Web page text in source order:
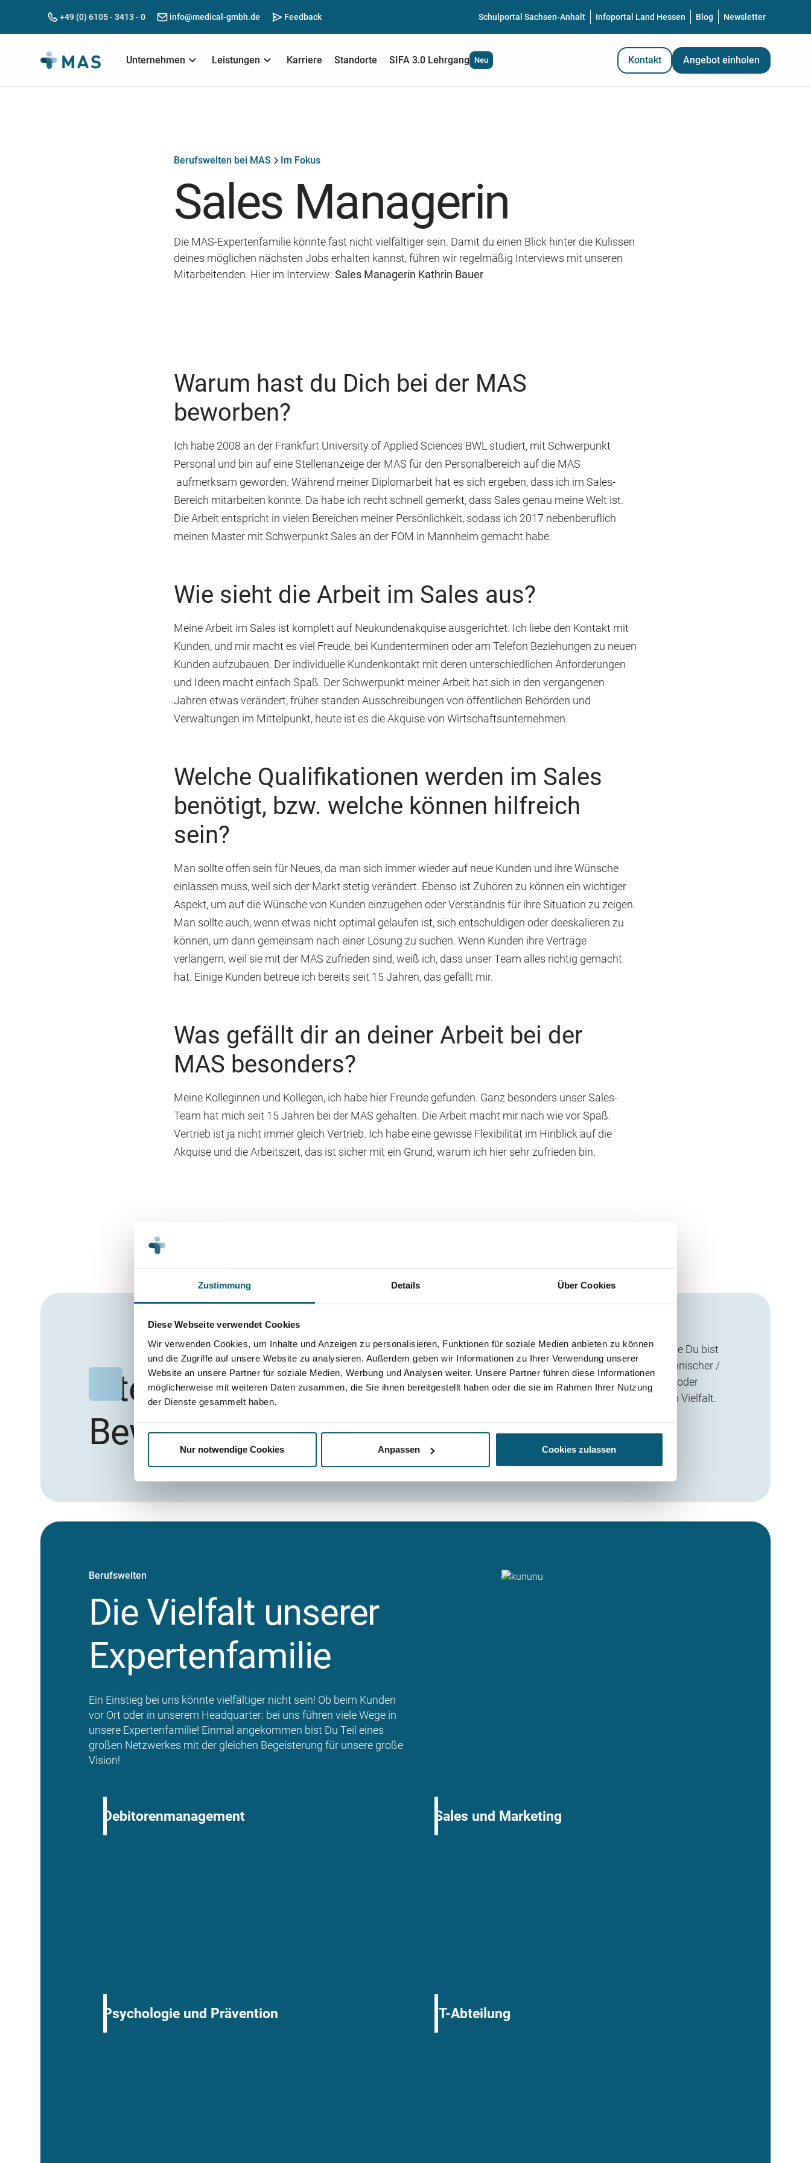
Zustimmung Details Über Cookies
Diese Webseite verwendet Cookies
Wir verwenden Cookies, um Inhalte und Anzeigen zu personalisieren, Funktionen für soziale Medien anbieten zu können
und die Zugriffe auf unsere Website zu analysieren. Außerdem geben wir Informationen zu Ihrer Verwendung unserer
Website an unsere Partner für soziale Medien, Werbung und Analysen weiter. Unsere Partner führen diese Informationen
möglicherweise mit weiteren Daten zusammen, die Sie ihnen bereitgestellt haben oder die sie im Rahmen Ihrer Nutzung
der Dienste gesammelt haben.
Nur notwendige Cookies Anpassen Cookies zulassen
+49 (0) 6105 - 3413 - 0 info@medical-gmbh.de Feedback Schulportal Sachsen-Anhalt Infoportal Land Hessen Blog Newsletter
Unternehmen Leistungen Karriere Standorte SIFA 3.0 Lehrgang Neu Kontakt Angebot einholen
Berufswelten bei MAS Im Fokus
Sales Managerin
Die MAS-Expertenfamilie könnte fast nicht vielfältiger sein. Damit du einen Blick hinter die Kulissen
deines möglichen nächsten Jobs erhalten kannst, führen wir regelmäßig Interviews mit unseren
Mitarbeitenden. Hier im Interview: Sales Managerin Kathrin Bauer
Warum hast du Dich bei der MAS
beworben?
Ich habe 2008 an der Frankfurt University of Applied Sciences BWL studiert, mit Schwerpunkt
Personal und bin auf eine Stellenanzeige der MAS für den Personalbereich auf die MAS
aufmerksam geworden. Während meiner Diplomarbeit hat es sich ergeben, dass ich im Sales-
Bereich mitarbeiten konnte. Da habe ich recht schnell gemerkt, dass Sales genau meine Welt ist.
Die Arbeit entspricht in vielen Bereichen meiner Persönlichkeit, sodass ich 2017 nebenberuflich
meinen Master mit Schwerpunkt Sales an der FOM in Mannheim gemacht habe.
Wie sieht die Arbeit im Sales aus?
Meine Arbeit im Sales ist komplett auf Neukundenakquise ausgerichtet. Ich liebe den Kontakt mit
Kunden, und mir macht es viel Freude, bei Kundenterminen oder am Telefon Beziehungen zu neuen
Kunden aufzubauen. Der individuelle Kundenkontakt mit deren unterschiedlichen Anforderungen
und Ideen macht einfach Spaß. Der Schwerpunkt meiner Arbeit hat sich in den vergangenen
Jahren etwas verändert, früher standen Ausschreibungen von öffentlichen Behörden und
Verwaltungen im Mittelpunkt, heute ist es die Akquise von Wirtschaftsunternehmen.
Welche Qualifikationen werden im Sales
benötigt, bzw. welche können hilfreich
sein?
Man sollte offen sein für Neues, da man sich immer wieder auf neue Kunden und ihre Wünsche
einlassen muss, weil sich der Markt stetig verändert. Ebenso ist Zuhören zu können ein wichtiger
Aspekt, um auf die Wünsche von Kunden einzugehen oder Verständnis für ihre Situation zu zeigen.
Man sollte auch, wenn etwas nicht optimal gelaufen ist, sich entschuldigen oder deeskalieren zu
können, um dann gemeinsam nach einer Lösung zu suchen. Wenn Kunden ihre Verträge
verlängern, weil sie mit der MAS zufrieden sind, weiß ich, dass unser Team alles richtig gemacht
hat. Einige Kunden betreue ich bereits seit 15 Jahren, das gefällt mir.
Was gefällt dir an deiner Arbeit bei der
MAS besonders?
Meine Kolleginnen und Kollegen, ich habe hier Freunde gefunden. Ganz besonders unser Sales-
Team hat mich seit 15 Jahren bei der MAS gehalten. Die Arbeit macht mir nach wie vor Spaß.
Vertrieb ist ja nicht immer gleich Vertrieb. Ich habe eine gewisse Flexibilität im Hinblick auf die
Akquise und die Arbeitszeit, das ist sicher mit ein Grund, warum ich hier sehr zufrieden bin.
Interesse geweckt?
Bewerben Sie sich!
Bei der MAS GmbH bist Du willkommen, so wie Du bist
- unabhängig von Geschlecht, Nationalität, ethnischer /
sozialer Herkunft, Religion, Behinderung, Alter oder
sexueller Orientierung. Wir schätzen und leben Vielfalt.
Stellenangebot anzeigen
Berufswelten
Die Vielfalt unserer
Expertenfamilie
Ein Einstieg bei uns könnte vielfältiger nicht sein! Ob beim Kunden
vor Ort oder in unserem Headquarter: bei uns führen viele Wege in
unsere Expertenfamilie! Einmal angekommen bist Du Teil eines
großen Netzwerkes mit der gleichen Begeisterung für unsere große
Vision!
Debitorenmanagement Sales und Marketing
Psychologie und Prävention IT-Abteilung